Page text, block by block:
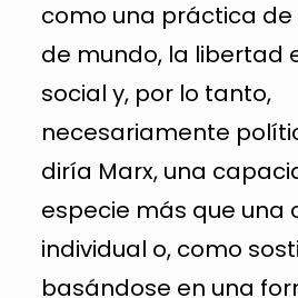
como una práctica
de mundo, la libertad
social y, por lo tanto,
necesariamente
diría Marx, una
especie más que una
individual o, como
basándose en una